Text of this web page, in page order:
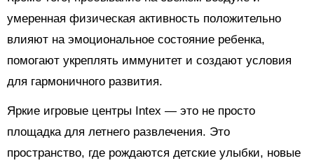
умеренная физическая активность положительно
влияют на эмоциональное состояние ребенка,
помогают укреплять иммунитет и создают условия
для гармоничного развития.
Яркие игровые центры Intex — это не просто
площадка для летнего развлечения. Это
пространство, где рождаются детские улыбки, новые